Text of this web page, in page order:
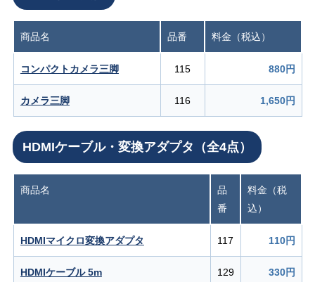
商品名 品番 料金（税込）
コンパクトカメラ三脚 115 880円
カメラ三脚 116 1,650円
HDMIケーブル・変換アダプタ（全4点）
商品名
品
番
料金（税
込）
HDMIマイクロ変換アダプタ 117 110円
HDMIケーブル 5m 129 330円